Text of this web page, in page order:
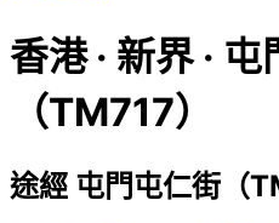
香港 · 新界 ·
（TM717）
途經 屯門屯仁街（